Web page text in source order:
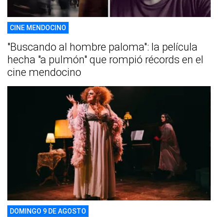
CINE MENDOCINO
"Buscando al hombre paloma": la película
hecha "a pulmón" que rompió récords en el
cine mendocino
DOMINGO 9 DE AGOSTO